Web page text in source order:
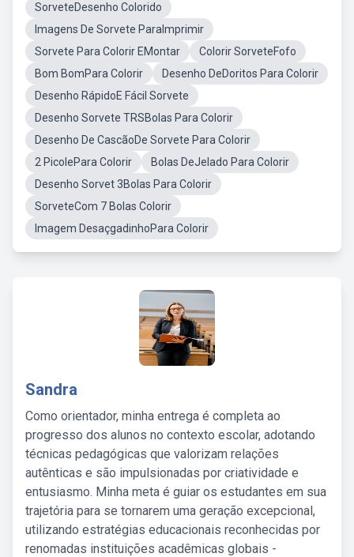
SorveteDesenho Colorido
Imagens De Sorvete ParaImprimir
Sorvete Para Colorir EMontar
Colorir SorveteFofo
Bom BomPara Colorir
Desenho DeDoritos Para Colorir
Desenho RápidoE Fácil Sorvete
Desenho Sorvete TRSBolas Para Colorir
Desenho De CascãoDe Sorvete Para Colorir
2 PicolePara Colorir
Bolas DeJelado Para Colorir
Desenho Sorvet 3Bolas Para Colorir
SorveteCom 7 Bolas Colorir
Imagem DesaçgadinhoPara Colorir
Sandra
Como orientador, minha entrega é completa ao
progresso dos alunos no contexto escolar, adotando
técnicas pedagógicas que valorizam relações
autênticas e são impulsionadas por criatividade e
entusiasmo. Minha meta é guiar os estudantes em sua
trajetória para se tornarem uma geração excepcional,
utilizando estratégias educacionais reconhecidas por
renomadas instituições acadêmicas globais -